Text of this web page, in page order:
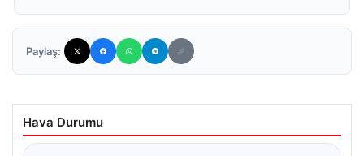
Paylaş:
Hava Durumu